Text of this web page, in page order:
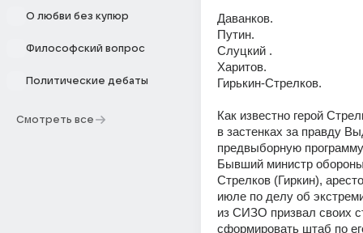
О любви без купюр
Философский вопрос
Политические дебаты
Смотреть все
Даванков.
Путин.
Слуцкий .
Харитов.
Гирькин-Стрелков.
Как известно герой
в застенках за правду
предвыборную
Бывший министр
Стрелков (Гиркин),
июле по делу об
из СИЗО призвал своих
сформировать штаб по